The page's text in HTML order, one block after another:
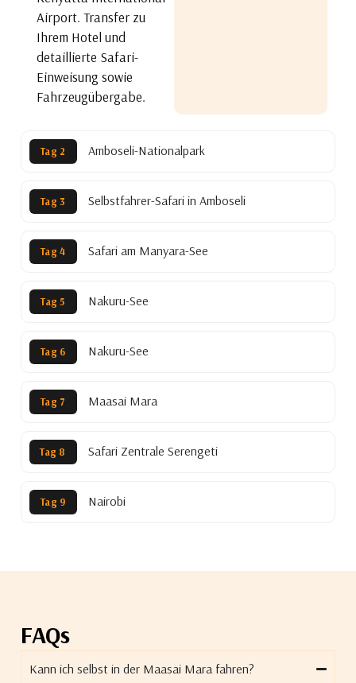
Airport. Transfer zu
Ihrem Hotel und
detaillierte Safari-
Einweisung sowie
Fahrzeugübergabe.
Tag 2 Amboseli-Nationalpark
Tag 3 Selbstfahrer-Safari in Amboseli
Tag 4 Safari am Manyara-See
Tag 5 Nakuru-See
Tag 6 Nakuru-See
Tag 7 Maasai Mara
Tag 8 Safari Zentrale Serengeti
Tag 9 Nairobi
FAQs
Kann ich selbst in der Maasai Mara fahren?